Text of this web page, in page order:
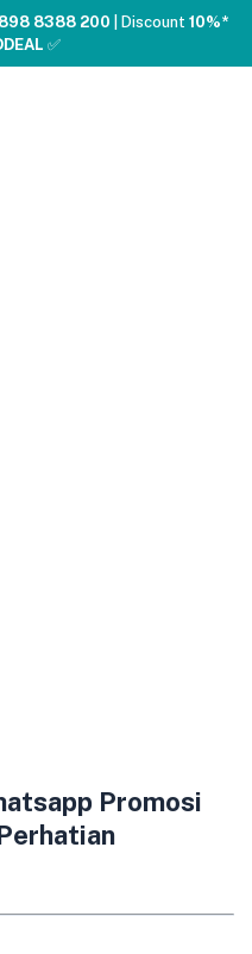
8388 200 | Discount 10%*
✅
Promosi